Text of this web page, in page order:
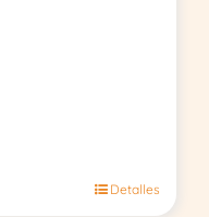
Detalles